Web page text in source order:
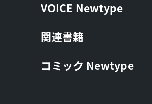
VOICE Newtype
関連書籍
コミック Newtype